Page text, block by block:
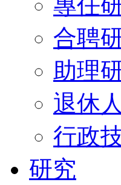
合聘
助理
退休
行政
研究